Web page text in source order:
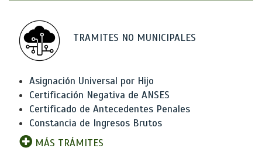
TRAMITES NO MUNICIPALES
Asignación Universal por Hijo
Certificación Negativa de ANSES
Certificado de Antecedentes Penales
Constancia de Ingresos Brutos
MÁS TRÁMITES